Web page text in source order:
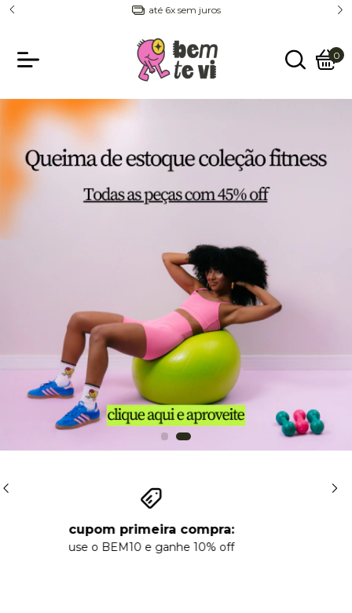
ganhe 15% de giftback pra
0
frete grátis: 249 sudeste e centro oeste
349 demais regiões